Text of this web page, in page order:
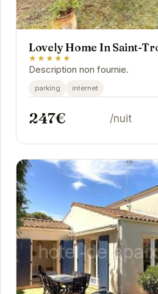
Lovely Home In Saint-
★★★★★
Description non fournie.
parking internet
247€ /nuit